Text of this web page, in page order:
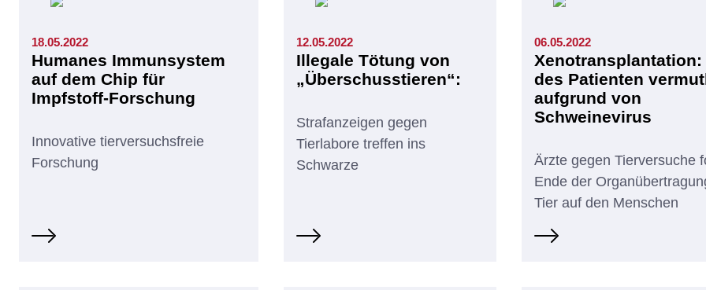
18.05.2022
Humanes Immunsystem
auf dem Chip für
Impfstoff-Forschung
Innovative tierversuchsfreie
Forschung
12.05.2022
Illegale Tötung von
„Überschusstieren“:
Strafanzeigen gegen
Tierlabore treffen ins
Schwarze
06.05.2022
Xenotransplantation:
des Patienten
aufgrund von
Schweinevirus
Ärzte gegen Tierversuche
Ende der
Tier auf den Menschen